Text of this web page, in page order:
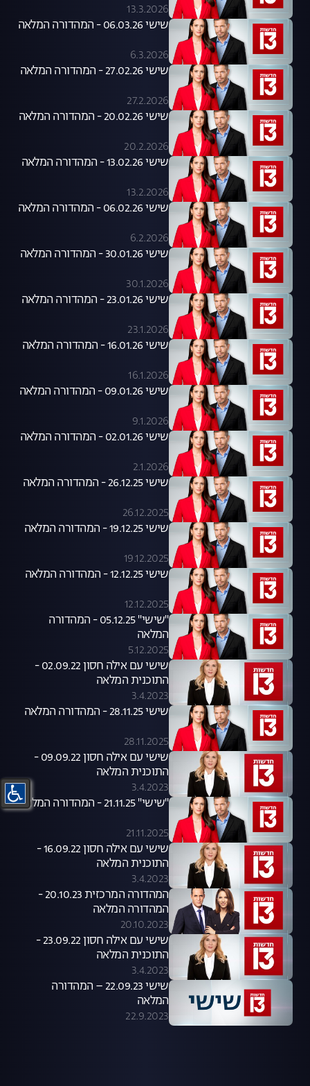
13.3.2026
שישי 06.03.26 - המהדורה המלאה
6.3.2026
שישי 27.02.26 - המהדורה המלאה
27.2.2026
שישי 20.02.26 - המהדורה המלאה
20.2.2026
שישי 13.02.26 - המהדורה המלאה
13.2.2026
שישי 06.02.26 - המהדורה המלאה
6.2.2026
שישי 30.01.26 - המהדורה המלאה
30.1.2026
שישי 23.01.26 - המהדורה המלאה
23.1.2026
שישי 16.01.26 - המהדורה המלאה
16.1.2026
שישי 09.01.26 - המהדורה המלאה
9.1.2026
שישי 02.01.26 - המהדורה המלאה
2.1.2026
שישי 26.12.25 - המהדורה המלאה
26.12.2025
שישי 19.12.25 - המהדורה המלאה
19.12.2025
שישי 12.12.25 - המהדורה המלאה
12.12.2025
"שישי" 05.12.25 - המהדורה
המלאה
5.12.2025
שישי עם אילה חסון 02.09.22 -
התוכנית המלאה
3.4.2023
שישי 28.11.25 - המהדורה המלאה
28.11.2025
שישי עם אילה חסון 09.09.22 -
התוכנית המלאה
3.4.2023
"שישי" 21.11.25 - המהדורה המלאה
21.11.2025
שישי עם אילה חסון 16.09.22 -
התוכנית המלאה
3.4.2023
המהדורה המרכזית 20.10.23 -
המהדורה המלאה
20.10.2023
שישי עם אילה חסון 23.09.22 -
התוכנית המלאה
3.4.2023
שישי 22.09.23 – המהדורה
המלאה
22.9.2023